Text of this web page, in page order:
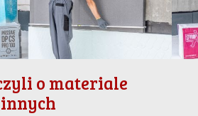
o materiale